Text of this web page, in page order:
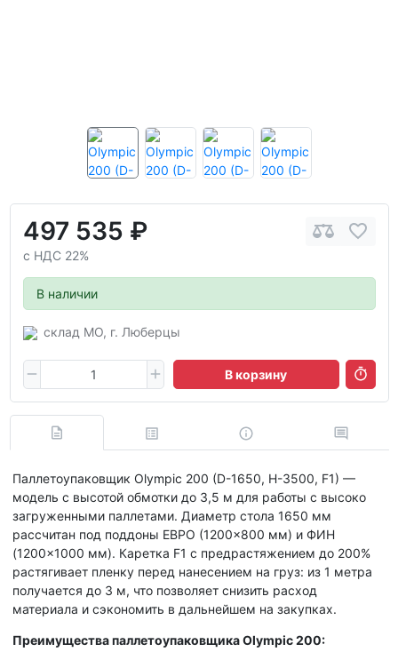
497 535 ₽
с НДС 22%
В наличии
склад МО, г. Люберцы
В корзину
Паллетоупаковщик Olympic 200 (D-1650, H-3500, F1) —
модель с высотой обмотки до 3,5 м для работы с высоко
загруженными паллетами. Диаметр стола 1650 мм
рассчитан под поддоны ЕВРО (1200×800 мм) и ФИН
(1200×1000 мм). Каретка F1 с предрастяжением до 200%
растягивает пленку перед нанесением на груз: из 1 метра
получается до 3 м, что позволяет снизить расход
материала и сэкономить в дальнейшем на закупках.
Преимущества паллетоупаковщика Olympic 200: